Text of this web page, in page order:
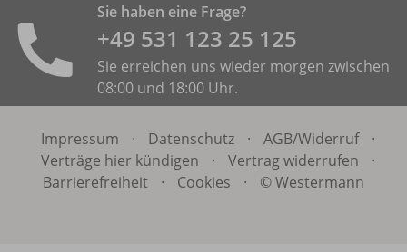
Sie haben eine Frage?
+49 531 ­123 25 125
Sie erreichen uns wieder morgen zwischen
08:00 und 18:00 Uhr.
Impressum · Datenschutz · AGB/Widerruf
·
Verträge hier kündigen
· Vertrag widerrufen
·
Barrierefreiheit
· Cookies · © Westermann